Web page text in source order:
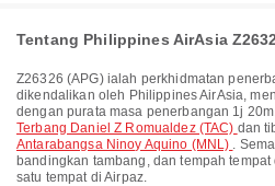
Tentang Philippines AirAsia
Z26326 (APG) ialah perkhidmatan
dikendalikan oleh Philippines AirAsia,
dengan purata masa penerbangan 1j 20m
Terbang Daniel Z Romualdez (TAC) dan
Antarabangsa Ninoy Aquino (MNL) .
bandingkan tambang, dan tempah
satu tempat di Airpaz.